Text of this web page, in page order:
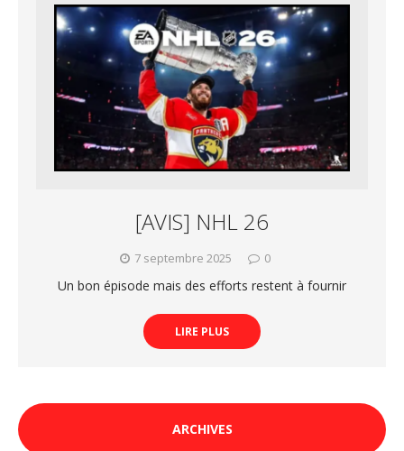
[AVIS] NHL 26
7 septembre 2025 0
Un bon épisode mais des efforts restent à fournir
LIRE PLUS
ARCHIVES